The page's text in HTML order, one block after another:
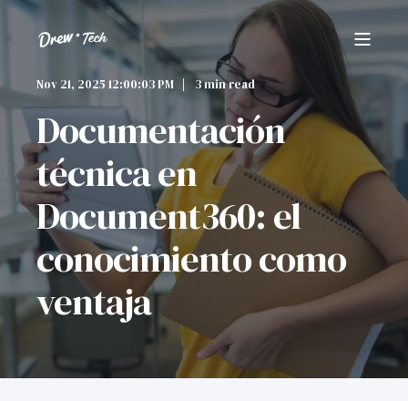
Nov 21, 2025 12:00:03 PM 3 min read
Documentación
técnica en
Document360: el
conocimiento como
ventaja